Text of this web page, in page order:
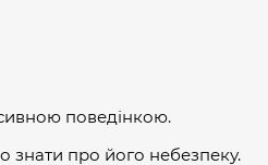
поведінкою.
знати про його небезпеку.